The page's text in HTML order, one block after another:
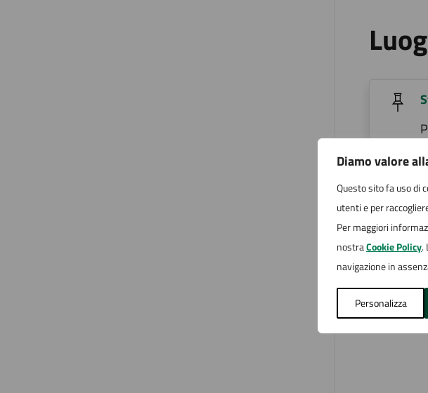
Diamo valore
Questo sito fa uso di
utenti e per
Per maggiori
nostraCookie Policy.
navigazione in
Personalizza